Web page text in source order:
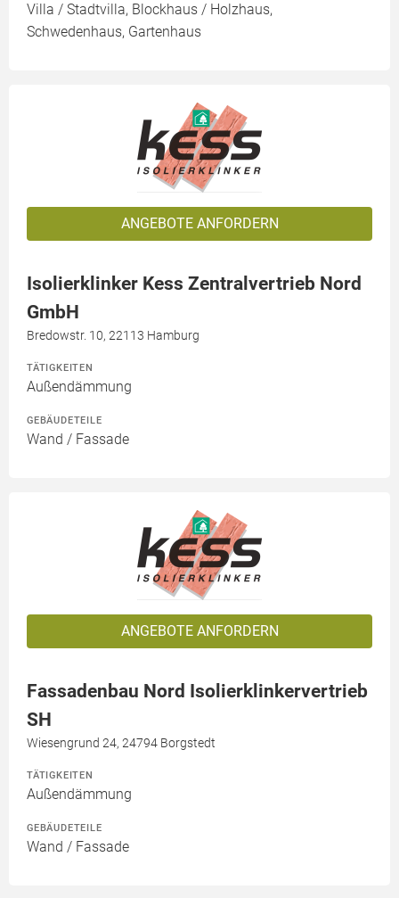
Villa / Stadtvilla, Blockhaus / Holzhaus,
Schwedenhaus, Gartenhaus
ANGEBOTE ANFORDERN
Isolierklinker Kess Zentralvertrieb Nord
GmbH
Bredowstr. 10, 22113 Hamburg
TÄTIGKEITEN
Außendämmung
GEBÄUDETEILE
Wand / Fassade
ANGEBOTE ANFORDERN
Fassadenbau Nord Isolierklinkervertrieb
SH
Wiesengrund 24, 24794 Borgstedt
TÄTIGKEITEN
Außendämmung
GEBÄUDETEILE
Wand / Fassade